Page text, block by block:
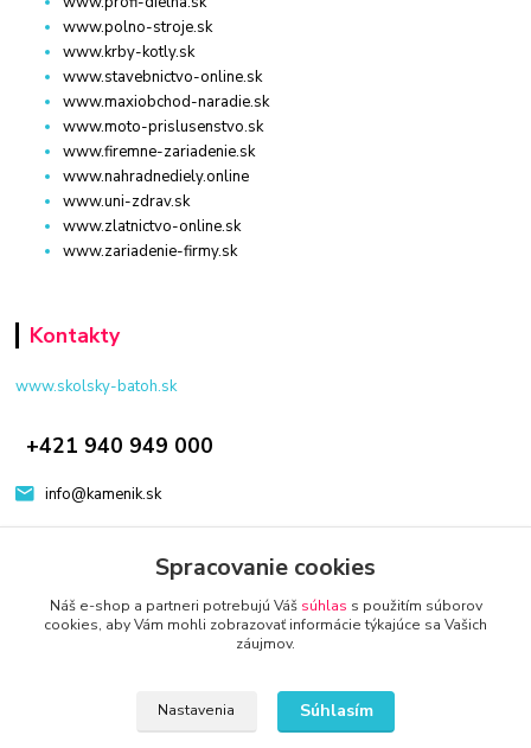
www.polno-stroje.sk
www.krby-kotly.sk
www.stavebnictvo-online.sk
www.maxiobchod-naradie.sk
www.moto-prislusenstvo.sk
www.firemne-zariadenie.sk
www.nahradnediely.online
www.uni-zdrav.sk
www.zlatnictvo-online.sk
www.zariadenie-firmy.sk
Kontakty
www.skolsky-batoh.sk
+421 940 949 000
info@kamenik.sk
Spracovanie cookies
Náš e-shop a partneri potrebujú Váš súhlas s použitím súborov
cookies, aby Vám mohli zobrazovať informácie týkajúce sa Vašich
záujmov.
Nastavenia Súhlasím